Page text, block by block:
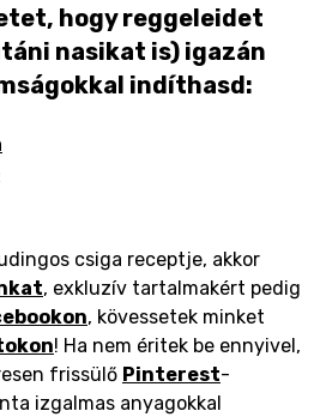
hogy reggeleidet
nasikat is) igazán
indíthasd:
csiga receptje, akkor
, exkluzív tartalmakért pedig
, kövessetek minket
! Ha nem éritek be ennyivel,
frissülő Pinterest-
izgalmas anyagokkal